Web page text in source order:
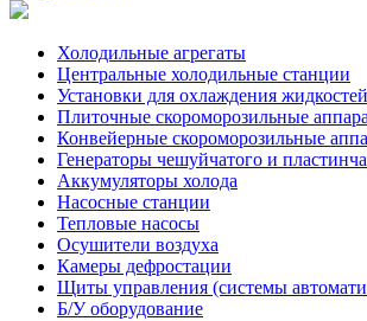
Холодильные агрегаты
Центральные холодильные станции
Установки для охлаждения жидкостей
Плиточные скороморозильные
Конвейерные скороморозильные
Генераторы чешуйчатого и
Аккумуляторы холода
Насосные станции
Тепловые насосы
Осушители воздуха
Камеры дефростации
Щиты управления (системы
Б/У оборудование